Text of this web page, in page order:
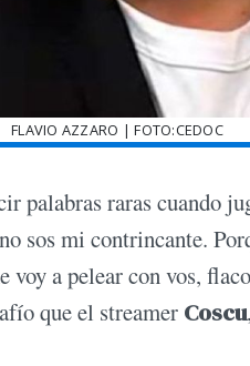
FLAVIO AZZARO | FOTO:CEDOC
palabras raras cuando
sos mi contrincante.
a pelear con vos,
que el streamer Coscu